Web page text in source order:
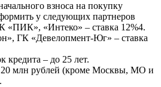
взноса на покупку
у следующих партнеров
«ПИК», «Интеко» – ставка 12%4.
ГК «Девелопмент-Юг» – ставка
кредита – до 25 лет.
20 млн рублей (кроме Москвы, МО и